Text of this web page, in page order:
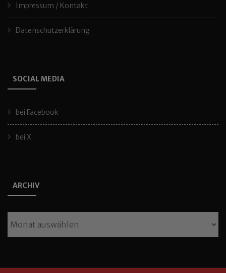
Impressum / Kontakt
Datenschutzerklärung
SOCIAL MEDIA
bei Facebook
bei X
ARCHIV